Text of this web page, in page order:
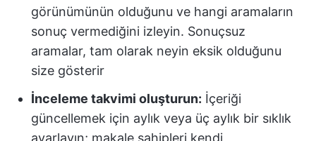
görünümünün olduğunu ve hangi aramaların
sonuç vermediğini izleyin. Sonuçsuz
aramalar, tam olarak neyin eksik olduğunu
size gösterir
İnceleme takvimi oluşturun: İçeriği
güncellemek için aylık veya üç aylık bir sıklık
ayarlayın; makale sahipleri kendi